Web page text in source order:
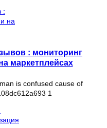
: мониторинг
маркетплейсах